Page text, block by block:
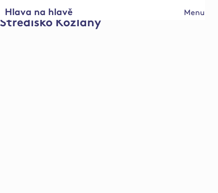
Menu
Hlava na hlavě
Středisko Kožlany